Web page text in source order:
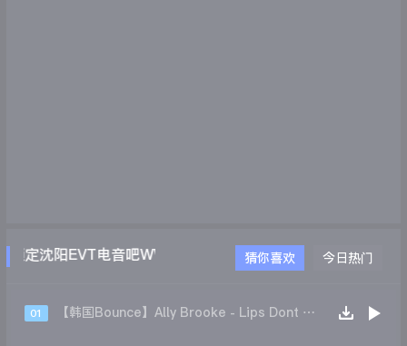
锁定沈阳EVT电音吧WWW.EVTDJ.COM猜你喜欢 今日热门
01 【韩国Bounce】Ally Brooke - Lips Dont Lie(RABEATZ REMIX)